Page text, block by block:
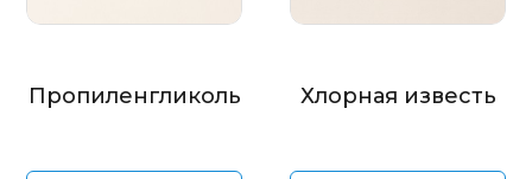
Пропиленгликоль Хлорная известь